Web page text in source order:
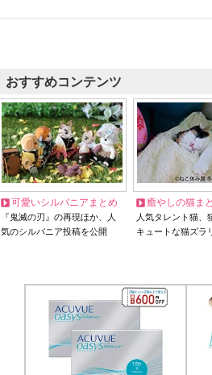
おすすめコンテンツ
可愛いシルバニアまとめ
『鬼滅の刃』の再現ほか、人
気のシルバニア投稿を公開
癒やしの猫ま
人気タレント猫
キュートな猫ズラ